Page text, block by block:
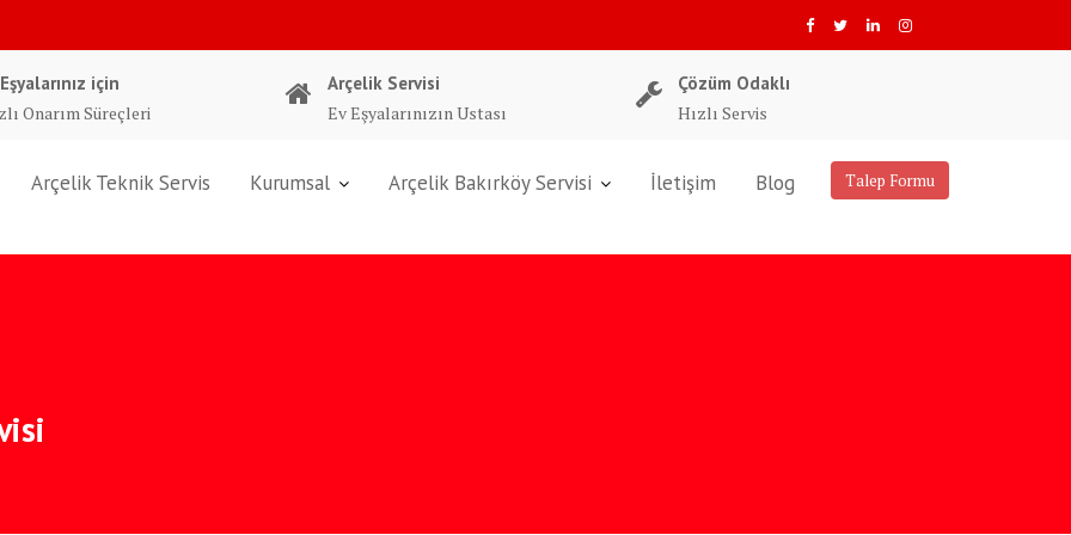
için
Onarım Süreçleri
Arçelik Servisi
Ev Eşyalarınızın Ustası
Çözüm Odaklı
Hızlı Servis
Talep Formu
Arçelik Teknik Servis Kurumsal Arçelik Bakırköy Servisi İletişim Blog